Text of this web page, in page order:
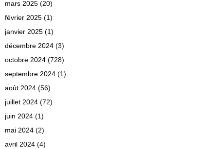
mars 2025 (20)
février 2025 (1)
janvier 2025 (1)
décembre 2024 (3)
octobre 2024 (728)
septembre 2024 (1)
août 2024 (56)
juillet 2024 (72)
juin 2024 (1)
mai 2024 (2)
avril 2024 (4)